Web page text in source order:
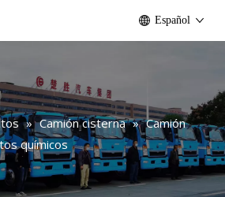
Español
» Camión cisterna » Camión
químicos